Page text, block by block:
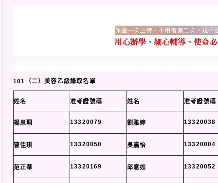
101（二）美容乙級錄取名單
姓名 准考證號碼 姓名 准考證號碼
楊思珮 13320079 劉雅婷 13320038
曹佳琪 13320050 吳嘉怡 13320004
范正華 13320169 邱意如 13320052